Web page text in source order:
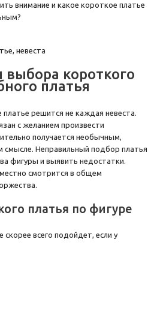
внимание и какое короткое платье
выбора короткого
платья
решится не каждая невеста.
с желанием произвести
получается необычным,
смысле. Неправильный подбор платья
фигуры и выявить недостатки.
смотрится в общем
платья по фигуре
всего подойдет, если у